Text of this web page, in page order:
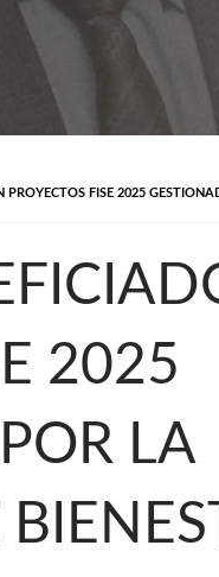
FISE 2025
2025
LA